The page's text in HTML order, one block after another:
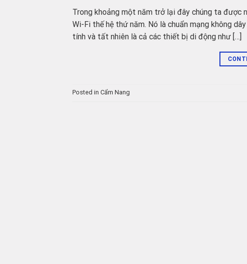
Trong khoảng một năm trở lại đây chúng ta được
Wi-Fi thế hệ thứ năm. Nó là chuẩn mạng không
tính và tất nhiên là cả các thiết bị di động như […]
Posted in Cẩm Nang